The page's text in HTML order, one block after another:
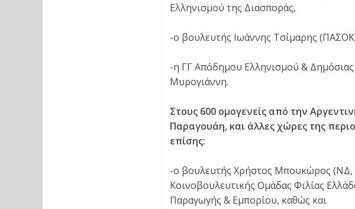
Ελληνισμού της Διασποράς,
-ο βουλευτής Ιωάννης Τσίμαρης
-η ΓΓ Απόδημου Ελληνισμού &
Μυρογιάννη.
Στους 600 ομογενείς από την
Παραγουάη, και άλλες χώρες της
επίσης:
-ο βουλευτής Χρήστος Μπουκώρος (ΝΔ,
Κοινοβουλευτικής Ομάδας Φιλίας
Παραγωγής & Εμπορίου, καθώς και